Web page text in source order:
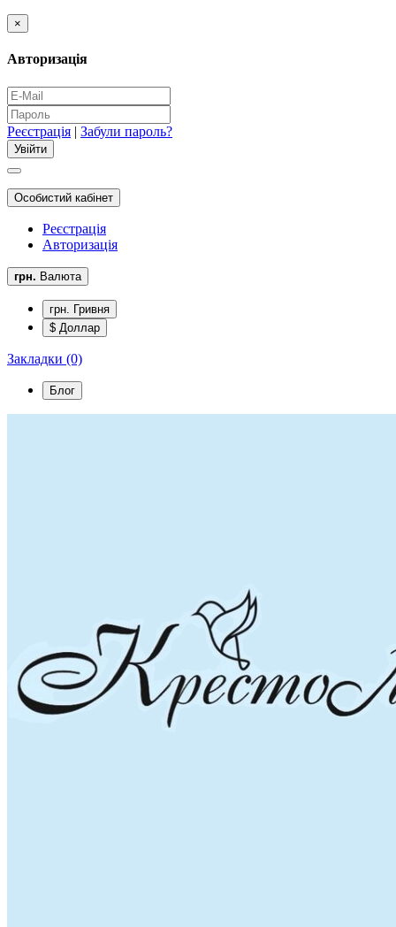
×
Авторизація
Реєстрація | Забули пароль?
Особистий кабінет
Реєстрація
Авторизація
грн. Валюта
грн. Гривня
$ Доллар
Закладки (0)
Блог